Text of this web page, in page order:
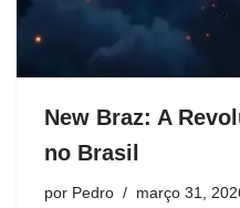
New Braz: A
no Brasil
por Pedro março 31,